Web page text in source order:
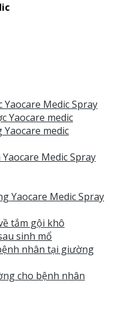
Medic Spray
Yaocare medic
medic
Medic Spray
Yaocare Medic Spray
tắm gội khô
sinh mổ
nhân tại giường
cho bệnh nhân